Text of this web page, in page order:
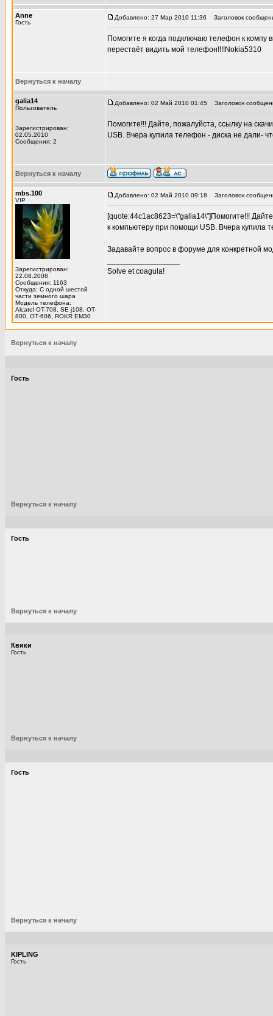
Anne
Гость
Добавлено: 27 Мар 2010 11:36 Заголовок
Помогите я когда подключаю телефон к
перестаёт видить мой телефон!!!!Nokia5310
Вернуться к началу
galia14
Пользователь
Зарегистрирован:
02.05.2010
Сообщения: 2
Добавлено: 02 Май 2010 01:45 Заголовок
Помогите!!! Дайте, пожалуйста, ссылку на
USB. Вчера купила телефон - диска не дали-
Вернуться к началу
mbs.100
VIP
Зарегистрирован:
22.08.2008
Сообщения: 1163
Откуда: С одной шестой
части земного шара
Модель телефона:
Alcatel OT-708, SE j108, OT-
800, ОТ-606, ROKR EM30
Добавлено: 02 Май 2010 09:18 Заголовок
[quote:44c1ac8623=\"galia14\"]Помогите!!!
к компьютеру при помощи USB. Вчера купила
Задавайте вопрос в форуме для конкретной
Solve et coagula!
Вернуться к началу
Гость
Вернуться к началу
Гость
Вернуться к началу
Квики
Гость
Вернуться к началу
Гость
Вернуться к началу
KIPLING
Гость